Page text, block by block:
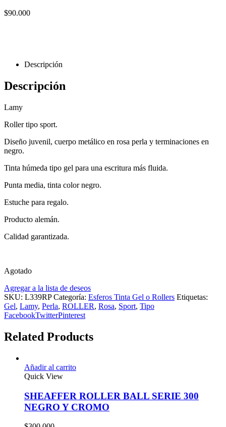
$90.000
Descripción
Descripción
Lamy
Roller tipo sport.
Diseño juvenil, cuerpo metálico en rosa perla y terminaciones en
negro.
Tinta húmeda tipo gel para una escritura más fluida.
Punta media, tinta color negro.
Estuche para regalo.
Producto alemán.
Calidad garantizada.
Agotado
Agregar a la lista de deseos
SKU: L339RP Categoría: Esferos Tinta Gel o Rollers Etiquetas:
Gel, Lamy, Perla, ROLLER, Rosa, Sport, Tipo
FacebookTwitterPinterest
Related Products
Añadir al carrito
Quick View
SHEAFFER ROLLER BALL SERIE 300
NEGRO Y CROMO